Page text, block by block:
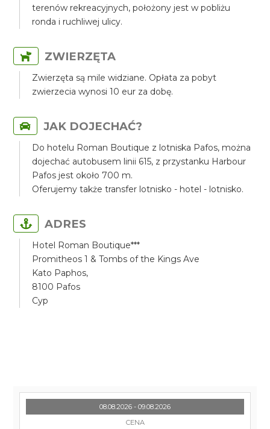
terenów rekreacyjnych, położony jest w pobliżu
ronda i ruchliwej ulicy.
ZWIERZĘTA
Zwierzęta są mile widziane. Opłata za pobyt
zwierzecia wynosi 10 eur za dobę.
JAK DOJECHAĆ?
Do hotelu Roman Boutique z lotniska Pafos, można
dojechać autobusem linii 615, z przystanku Harbour
Pafos jest około 700 m.
Oferujemy także transfer lotnisko - hotel - lotnisko.
ADRES
Hotel Roman Boutique***
Promitheos 1 & Tombs of the Kings Ave
Kato Paphos,
8100 Pafos
Cyp
08.08.2026 - 09.08.2026
CENA